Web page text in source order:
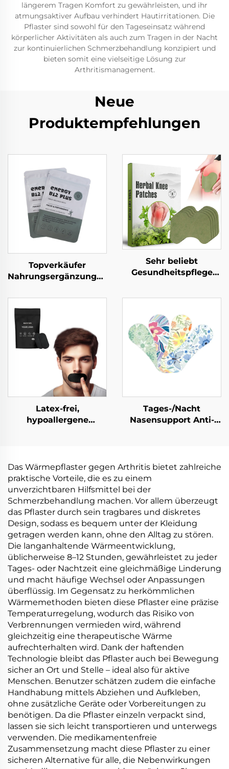
längerem Tragen Komfort zu gewährleisten, und ihr
atmungsaktiver Aufbau verhindert Hautirritationen. Die
Pflaster sind sowohl für den Tageseinsatz während
körperlicher Aktivitäten als auch zum Tragen in der Nacht
zur kontinuierlichen Schmerzbehandlung konzipiert und
bieten somit eine vielseitige Lösung zur
Arthritismanagement.
Neue
Produktempfehlungen
Topverkäufer
Nahrungsergänzungsmittel
Gesundheitsprodukt
Multivitamin-
Hautpatch für
Wohlbefinden
Sehr beliebt
Gesundheitspflege
Entspannungs-
Pflaster Kräuter-Knie-
Pflaster zur
Schmerzlinderung
Latex-frei,
hypoallergene
Mundpflaster für
besseres Nasenatmen.
Tages-/Nacht
Nasensupport Anti-
Schlaf&Sport
ölresistent&schwitzfeste
Das Wärmepflaster gegen Arthritis bietet zahlreiche
praktische Vorteile, die es zu einem
unverzichtbaren Hilfsmittel bei der
Schmerzbehandlung machen. Vor allem überzeugt
das Pflaster durch sein tragbares und diskretes
Design, sodass es bequem unter der Kleidung
getragen werden kann, ohne den Alltag zu stören.
Die langanhaltende Wärmeentwicklung,
üblicherweise 8–12 Stunden, gewährleistet zu jeder
Tages- oder Nachtzeit eine gleichmäßige Linderung
und macht häufige Wechsel oder Anpassungen
überflüssig. Im Gegensatz zu herkömmlichen
Wärmemethoden bieten diese Pflaster eine präzise
Temperaturregelung, wodurch das Risiko von
Verbrennungen vermieden wird, während
gleichzeitig eine therapeutische Wärme
aufrechterhalten wird. Dank der haftenden
Technologie bleibt das Pflaster auch bei Bewegung
sicher an Ort und Stelle – ideal also für aktive
Menschen. Benutzer schätzen zudem die einfache
Handhabung mittels Abziehen und Aufkleben,
ohne zusätzliche Geräte oder Vorbereitungen zu
benötigen. Da die Pflaster einzeln verpackt sind,
lassen sie sich leicht transportieren und unterwegs
verwenden. Die medikamentenfreie
Zusammensetzung macht diese Pflaster zu einer
sicheren Alternative für alle, die Nebenwirkungen